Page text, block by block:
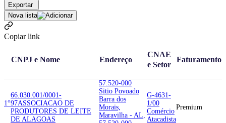
Exportar
Nova lista
Copiar link
CNPJ e Nome Endereço
CNAE
e Setor
Faturamento
1°
66.030.001/0001-
97ASSOCIACAO DE
PRODUTORES DE LEITE
DE ALAGOAS
57.520-000
Sitio Povoado
Barra dos
Morais,
Maravilha - AL,
G-4631-
1/00
Comércio
Atacadista
Premium